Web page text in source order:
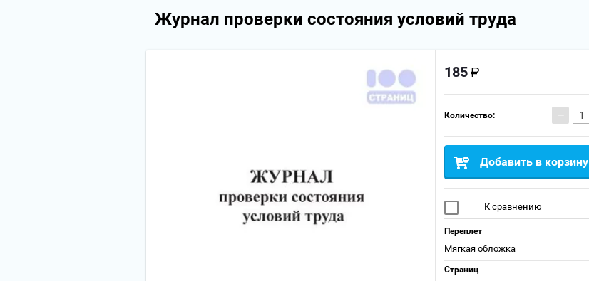
Журнал проверки состояния условий труда
185
Количество: −
Добавить в корзину
К сравнению
Переплет
Мягкая обложка
Страниц